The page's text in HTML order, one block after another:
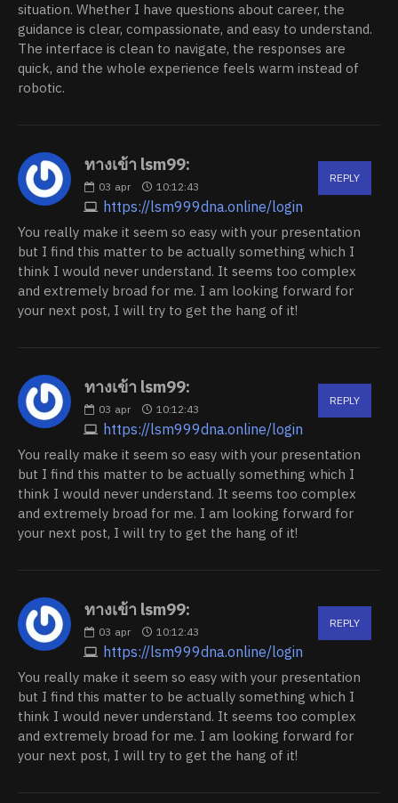
situation. Whether I have questions about career, the
guidance is clear, compassionate, and easy to understand.
The interface is clean to navigate, the responses are
quick, and the whole experience feels warm instead of
robotic.
ทางเข้า lsm99:
03 apr 10:12:43
https://lsm999dna.online/login
REPLY
You really make it seem so easy with your presentation
but I find this matter to be actually something which I
think I would never understand. It seems too complex
and extremely broad for me. I am looking forward for
your next post, I will try to get the hang of it!
ทางเข้า lsm99:
03 apr 10:12:43
https://lsm999dna.online/login
REPLY
You really make it seem so easy with your presentation
but I find this matter to be actually something which I
think I would never understand. It seems too complex
and extremely broad for me. I am looking forward for
your next post, I will try to get the hang of it!
ทางเข้า lsm99:
03 apr 10:12:43
https://lsm999dna.online/login
REPLY
You really make it seem so easy with your presentation
but I find this matter to be actually something which I
think I would never understand. It seems too complex
and extremely broad for me. I am looking forward for
your next post, I will try to get the hang of it!